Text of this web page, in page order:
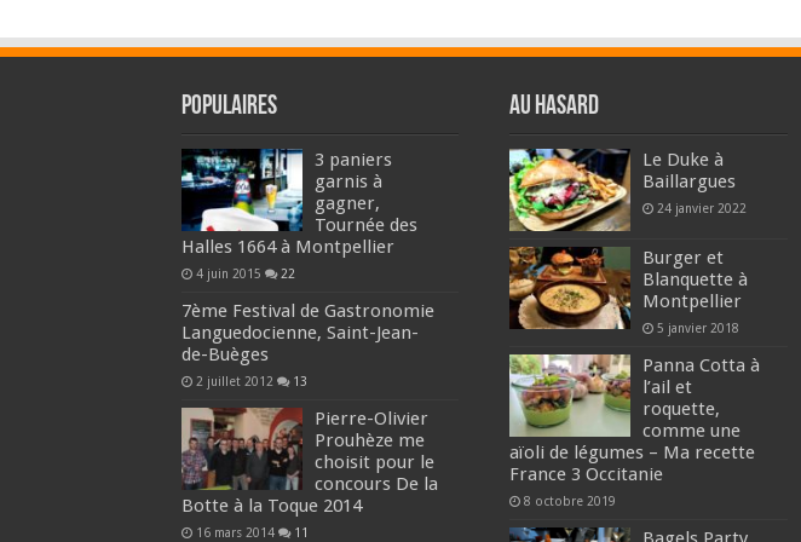
Populaires
3 paniers
garnis à
gagner,
Tournée des
Halles 1664 à Montpellier
4 juin 2015 22
7ème Festival de Gastronomie
Languedocienne, Saint-Jean-
de-Buèges
2 juillet 2012 13
Pierre-Olivier
Prouhèze me
choisit pour le
concours De la
Botte à la Toque 2014
16 mars 2014 11
Au hasard
Le Duke à
Baillargues
24 janvier 2022
Burger et
Blanquette à
Montpellier
5 janvier 2018
Panna Cotta à
l’ail et
roquette,
comme une
aïoli de légumes – Ma recette
France 3 Occitanie
8 octobre 2019